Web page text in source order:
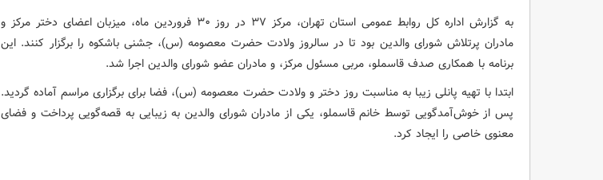
به گزارش اداره کل روابط عمومی استان تهران، مرکز ۳۷ در روز ۳۰ فروردین ماه، میزبان اعضای دختر مرکز و
مادران پرتلاش شورای والدین بود تا در سالروز ولادت حضرت معصومه (س)، جشنی باشکوه را برگزار کنند. این
برنامه با همکاری صدف قاسملو، مربی مسئول مرکز، و مادران عضو شورای والدین اجرا شد.
ابتدا با تهیه پانلی زیبا به مناسبت روز دختر و ولادت حضرت معصومه (س)، فضا برای برگزاری مراسم آماده گردید.
پس از خوش‌آمدگویی توسط خانم قاسملو، یکی از مادران شورای والدین به زیبایی به قصه‌گویی پرداخت و فضای
معنوی خاصی را ایجاد کرد.